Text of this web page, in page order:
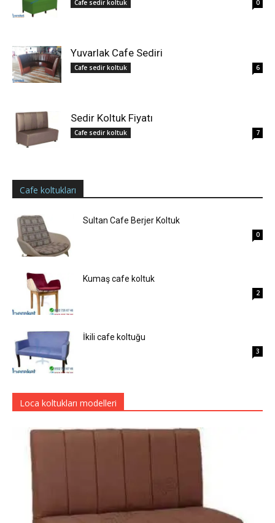
Cafe sedir koltuk 0
Yuvarlak Cafe Sediri
Cafe sedir koltuk 6
Sedir Koltuk Fiyatı
Cafe sedir koltuk 7
Cafe koltukları
Sultan Cafe Berjer Koltuk
0
Kumaş cafe koltuk
2
İkili cafe koltuğu
3
Loca koltukları modelleri